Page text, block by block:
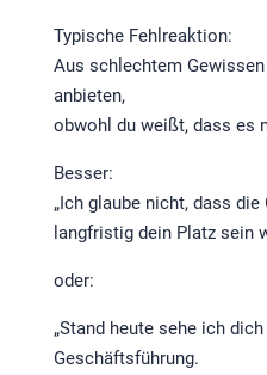
Typische Fehlreaktion:
Aus schlechtem
anbieten,
obwohl du weißt, dass es
Besser:
„Ich glaube nicht, dass
langfristig dein Platz sein
oder:
„Stand heute sehe ich
Geschäftsführung.